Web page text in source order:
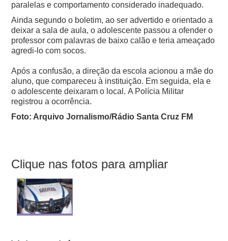
paralelas e comportamento considerado inadequado.
Ainda segundo o boletim, ao ser advertido e orientado a
deixar a sala de aula, o adolescente passou a ofender o
professor com palavras de baixo calão e teria ameaçado
agredi-lo com socos.
Após a confusão, a direção da escola acionou a mãe do
aluno, que compareceu à instituição. Em seguida, ela e
o adolescente deixaram o local.A Polícia Militar
registrou a ocorrência.
Foto: Arquivo Jornalismo/Rádio Santa Cruz FM
Clique nas fotos para ampliar